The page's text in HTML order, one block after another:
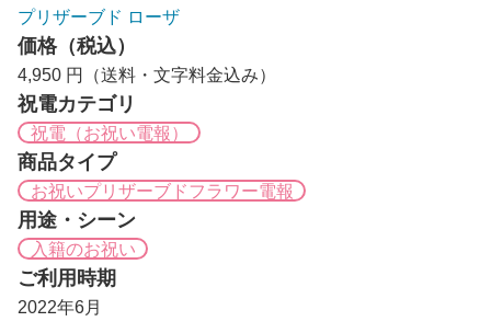
プリザーブド ローザ
価格（税込）
4,950 円（送料・文字料金込み）
祝電カテゴリ
祝電（お祝い電報）
商品タイプ
お祝いプリザーブドフラワー電報
用途・シーン
入籍のお祝い
ご利用時期
2022年6月